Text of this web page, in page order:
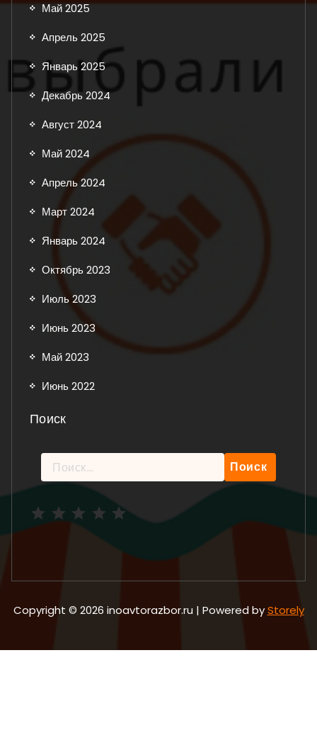
Май 2025
Апрель 2025
Январь 2025
Декабрь 2024
Август 2024
Май 2024
Апрель 2024
Март 2024
Январь 2024
Октябрь 2023
Июль 2023
Июнь 2023
Май 2023
Июнь 2022
Поиск
Найти:
Copyright © 2026 inoavtorazbor.ru | Powered byStorely